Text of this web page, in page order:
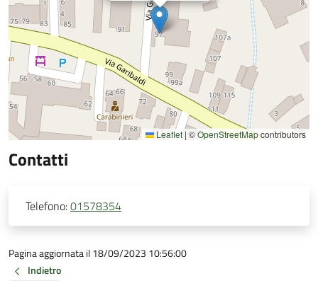
Leaflet| ©OpenStreetMapcontributors
Contatti
Telefono:01578354
Pagina aggiornata il 18/09/2023 10:56:00
Indietro